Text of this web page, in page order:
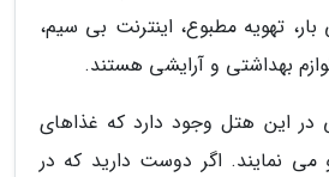
تهویه مطبوع، اینترنت بی سیم،
بهداشتی و آرایشی هستند.
در این هتل وجود دارد که غذاهای
نمایند. اگر دوست دارید که در